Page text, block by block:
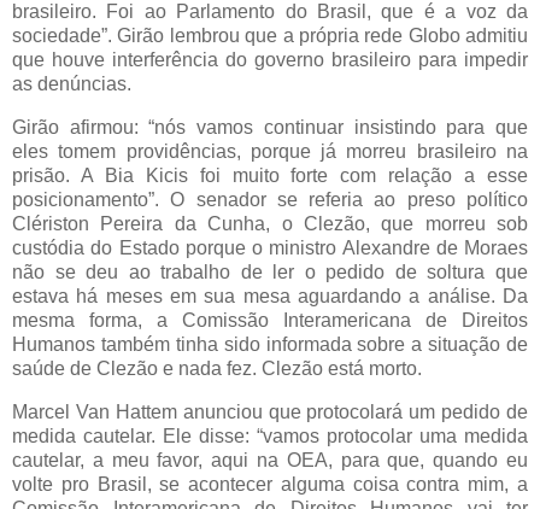
brasileiro. Foi ao Parlamento do Brasil, que é a voz da
sociedade”. Girão lembrou que a própria rede Globo admitiu
que houve interferência do governo brasileiro para impedir
as denúncias.
Girão afirmou: “nós vamos continuar insistindo para que
eles tomem providências, porque já morreu brasileiro na
prisão. A Bia Kicis foi muito forte com relação a esse
posicionamento”. O senador se referia ao preso político
Clériston Pereira da Cunha, o Clezão, que morreu sob
custódia do Estado porque o ministro Alexandre de Moraes
não se deu ao trabalho de ler o pedido de soltura que
estava há meses em sua mesa aguardando a análise. Da
mesma forma, a Comissão Interamericana de Direitos
Humanos também tinha sido informada sobre a situação de
saúde de Clezão e nada fez. Clezão está morto.
Marcel Van Hattem anunciou que protocolará um pedido de
medida cautelar. Ele disse: “vamos protocolar uma medida
cautelar, a meu favor, aqui na OEA, para que, quando eu
volte pro Brasil, se acontecer alguma coisa contra mim, a